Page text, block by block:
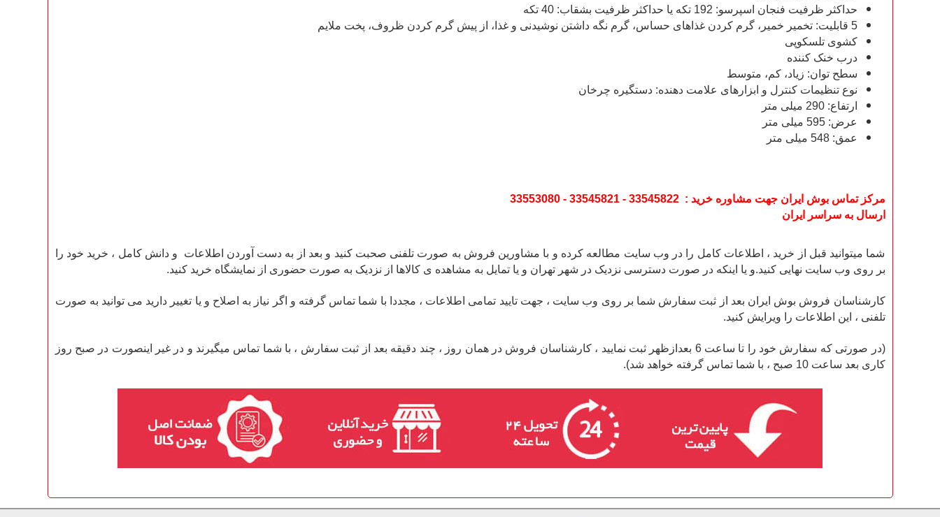
حداکثر ظرفیت فنجان اسپرسو: 192 تکه یا حداکثر ظرفیت بشقاب: 40 تکه
5 قابلیت: تخمیر خمیر، گرم کردن غذاهای حساس، گرم نگه داشتن نوشیدنی و غذا، از پیش گرم کردن ظروف، پخت ملایم
کشوی تلسکوپی
درب خنک کننده
سطح توان: زیاد، کم، متوسط
نوع تنظیمات کنترل و ابزارهای علامت دهنده: دستگیره چرخان
ارتفاع: 290 میلی متر
عرض: 595 میلی متر
عمق: 548 میلی متر
مرکز تماس بوش ایران جهت مشاوره خرید : 33545822 - 33545821 - 33553080
ارسال به سراسر ایران
شما میتوانید قبل از خرید ، اطلاعات کامل را در وب سایت مطالعه کرده و با مشاورین فروش به صورت تلفنی صحبت کنید و بعد از به دست آوردن اطلاعات و دانش کامل ، خرید خود را
بر روی وب سایت نهایی کنید.و یا اینکه در صورت دسترسی نزدیک در شهر تهران و یا تمایل به مشاهده ی کالاها از نزدیک به صورت حضوری از نمایشگاه خرید کنید.
کارشناسان فروش بوش ایران بعد از ثبت سفارش شما بر روی وب سایت ، جهت تایید تمامی اطلاعات ، مجددا با شما تماس گرفته و اگر نیاز به اصلاح و یا تغییر دارید می توانید به صورت
تلفنی ، این اطلاعات را ویرایش کنید.
(در صورتی که سفارش خود را تا ساعت 6 بعدازظهر ثبت نمایید ، کارشناسان فروش در همان روز ، چند دقیقه بعد از ثبت سفارش ، با شما تماس میگیرند و در غیر اینصورت در صبح روز
کاری بعد ساعت 10 صبح ، با شما تماس گرفته خواهد شد).